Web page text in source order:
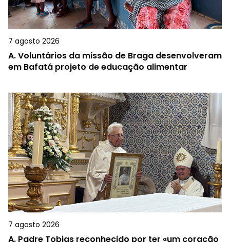
7 agosto 2026
A.Voluntários da missão de Braga desenvolveram
em Bafatá projeto de educação alimentar
7 agosto 2026
A. Padre Tobias reconhecido por ter «um coração